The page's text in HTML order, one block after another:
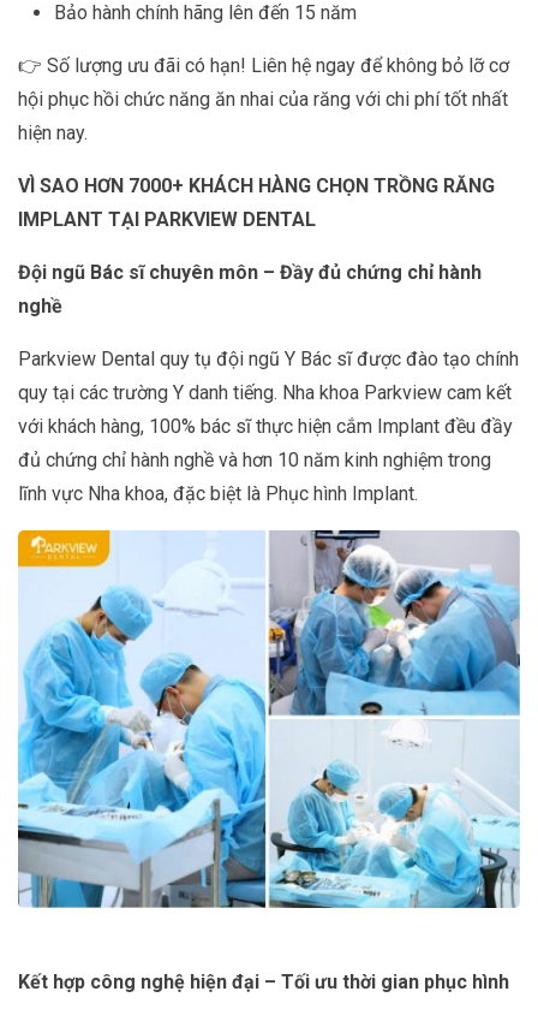
Bảo hành chính hãng lên đến 15 năm
👉 Số lượng ưu đãi có hạn! Liên hệ ngay để không bỏ lỡ cơ
hội phục hồi chức năng ăn nhai của răng với chi phí tốt nhất
hiện nay.
VÌ SAO HƠN 7000+ KHÁCH HÀNG CHỌN TRỒNG RĂNG
IMPLANT TẠI PARKVIEW DENTAL
Đội ngũ Bác sĩ chuyên môn – Đầy đủ chứng chỉ hành
nghề
Parkview Dental quy tụ đội ngũ Y Bác sĩ được đào tạo chính
quy tại các trường Y danh tiếng. Nha khoa Parkview cam kết
với khách hàng, 100% bác sĩ thực hiện cắm Implant đều đầy
đủ chứng chỉ hành nghề và hơn 10 năm kinh nghiệm trong
lĩnh vực Nha khoa, đặc biệt là Phục hình Implant.
Kết hợp công nghệ hiện đại – Tối ưu thời gian phục hình